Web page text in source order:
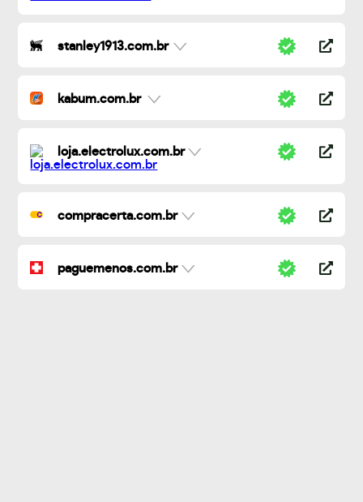
stanley1913.com.br
kabum.com.br
loja.electrolux.com.br
compracerta.com.br
paguemenos.com.br